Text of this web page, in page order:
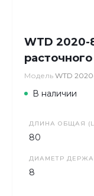
WTD 2020-
Модель WTD
В наличии
ДЛИНА ОБЩАЯ
80
ДИАМЕТР
8